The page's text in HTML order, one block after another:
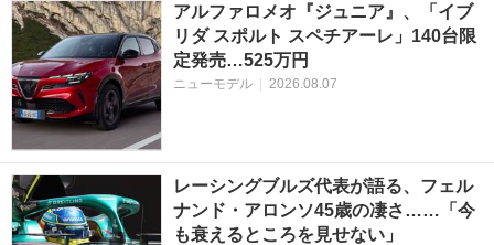
アルファロメオ『ジュニア』、「イブ
リダ スポルト スペチアーレ」140台限
定発売…525万円
ニューモデル | 2026.08.07
レーシングブルズ代表が語る、フェル
ナンド・アロンソ45歳の凄さ……「今
も衰えるところを見せない」